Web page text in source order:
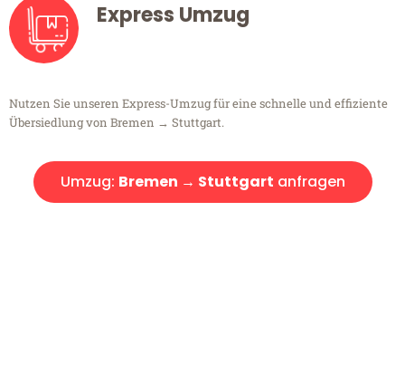
Express Umzug
Nutzen Sie unseren Express-Umzug für eine schnelle und effiziente
Übersiedlung von Bremen → Stuttgart.
Umzug: Bremen → Stuttgart anfragen